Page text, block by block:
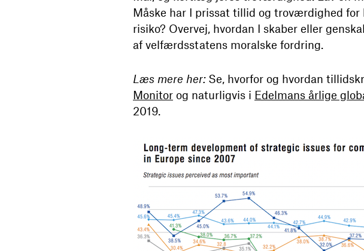
Måske har I prissat tillid og troværdighed for
risiko? Overvej, hvordan I skaber eller
af velfærdsstatens moralske fordring.
Læs mere her: Se, hvorfor og hvordan
Monitor og naturligvis i Edelmans årlige
2019.